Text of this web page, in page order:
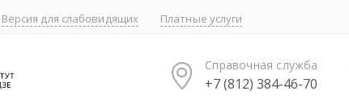
Версия для слабовидящих Платные услуги
Справочная служба
+7 (812) 384-46-70